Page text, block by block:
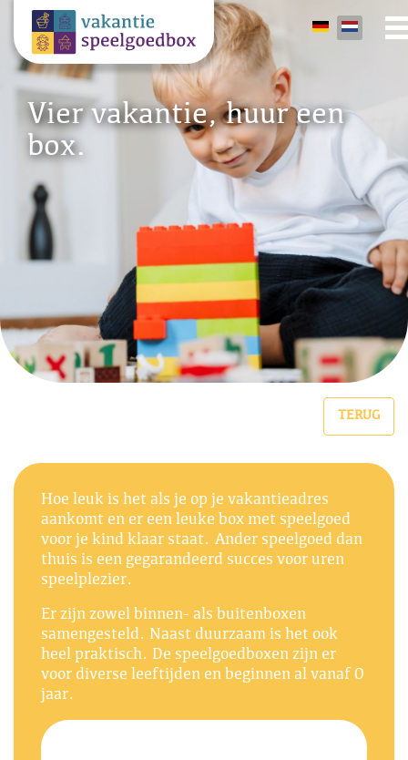
Vier vakantie, huur een
box.
TERUG
Hoe leuk is het als je op je vakantieadres
aankomt en er een leuke box met speelgoed
voor je kind klaar staat. Ander speelgoed dan
thuis is een gegarandeerd succes voor uren
speelplezier.
Er zijn zowel binnen- als buitenboxen
samengesteld. Naast duurzaam is het ook
heel praktisch. De speelgoedboxen zijn er
voor diverse leeftijden en beginnen al vanaf 0
jaar.